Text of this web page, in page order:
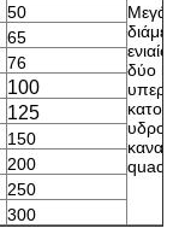
50
δύο
65
76
100
125
150
200
250
300